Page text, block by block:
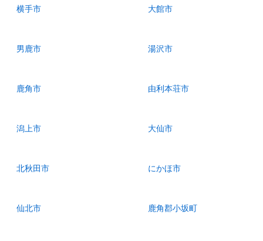
横手市 大館市
男鹿市 湯沢市
鹿角市 由利本荘市
潟上市 大仙市
北秋田市 にかほ市
仙北市 鹿角郡小坂町